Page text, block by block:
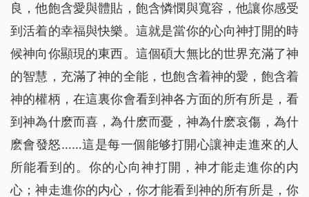
良，他飽含愛與體貼，飽含憐憫與寬容，他讓你感受
到活着的幸福與快樂。這就是當你的心向神打開的時
候神向你顯現的東西。這個碩大無比的世界充滿了神
的智慧，充滿了神的全能，也飽含着神的愛，飽含着
神的權柄，在這裏你會看到神各方面的所有所是，看
到神為什麽而喜，為什麽而憂，神為什麽哀傷，為什
麽會發怒……這是每一個能够打開心讓神走進來的人
所能看到的。你的心向神打開，神才能走進你的内
心；神走進你的内心，你才能看到神的所有所是，你